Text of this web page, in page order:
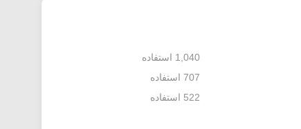
1,040 استفاده
707 استفاده
522 استفاده